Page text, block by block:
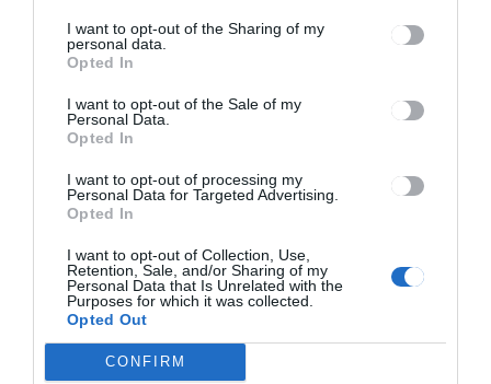
I want to opt-out of the Sharing of my
personal data.
Opted In
I want to opt-out of the Sale of my
Personal Data.
Opted In
I want to opt-out of processing my
Personal Data for Targeted Advertising.
Opted In
I want to opt-out of Collection, Use,
Retention, Sale, and/or Sharing of my
Personal Data that Is Unrelated with the
Purposes for which it was collected.
Opted Out
CONFIRM
Ez is érdekelheti
GYERGYÓSZÉK
népszámlálás, közel 20
százaléknyi
még